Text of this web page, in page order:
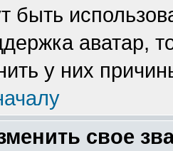
быть
аватар,
у них
свое